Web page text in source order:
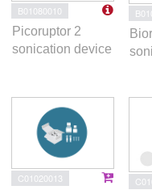
B01080010
Picoruptor 2
sonication device
C01020013